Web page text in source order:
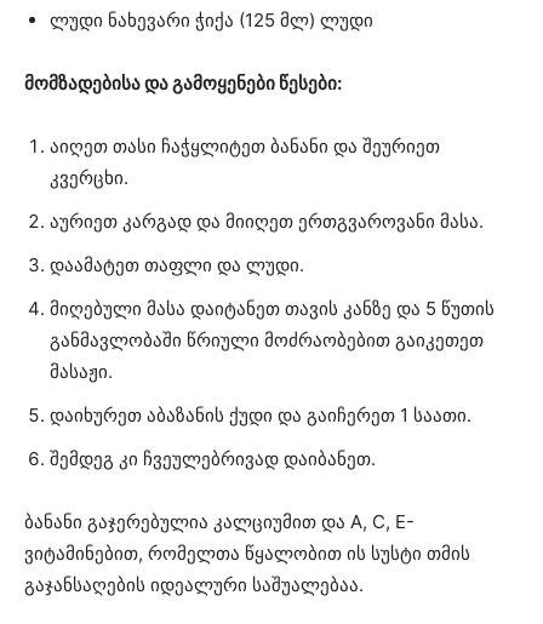
ლუდი ნახევარი ჭიქა (125 მლ) ლუდი
მომზადებისა და გამოყენები წესები:
აიღეთ თასი ჩაჭყლიტეთ ბანანი და შეურიეთ
კვერცხი.
აურიეთ კარგად და მიიღეთ ერთგვაროვანი მასა.
დაამატეთ თაფლი და ლუდი.
მიღებული მასა დაიტანეთ თავის კანზე და 5 წუთის
განმავლობაში წრიული მოძრაობებით გაიკეთეთ
მასაჟი.
დაიხურეთ აბაზანის ქუდი და გაიჩერეთ 1 საათი.
შემდეგ კი ჩვეულებრივად დაიბანეთ.
ბანანი გაჯერებულია კალციუმით და A, C, E-
ვიტამინებით, რომელთა წყალობით ის სუსტი თმის
გაჯანსაღების იდეალური საშუალებაა.